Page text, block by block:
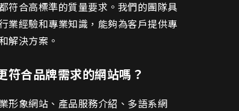
符合高標準的質量要求。我們的團隊具
業經驗和專業知識，能夠為客戶提供專
解決方案。
符合品牌需求的網站嗎？
形象網站、產品服務介紹、多語系網